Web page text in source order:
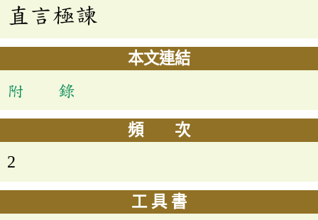
直言極諫
本文連結
附 錄
頻 次
2
工 具 書